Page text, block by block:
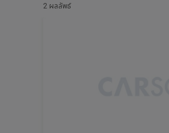
2 ผลลัพธ์